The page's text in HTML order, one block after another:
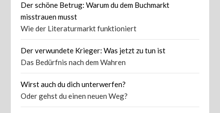
Der schöne Betrug: Warum du dem Buchmarkt
misstrauen musst
Wie der Literaturmarkt funktioniert
Der verwundete Krieger: Was jetzt zu tun ist
Das Bedürfnis nach dem Wahren
Wirst auch du dich unterwerfen?
Oder gehst du einen neuen Weg?